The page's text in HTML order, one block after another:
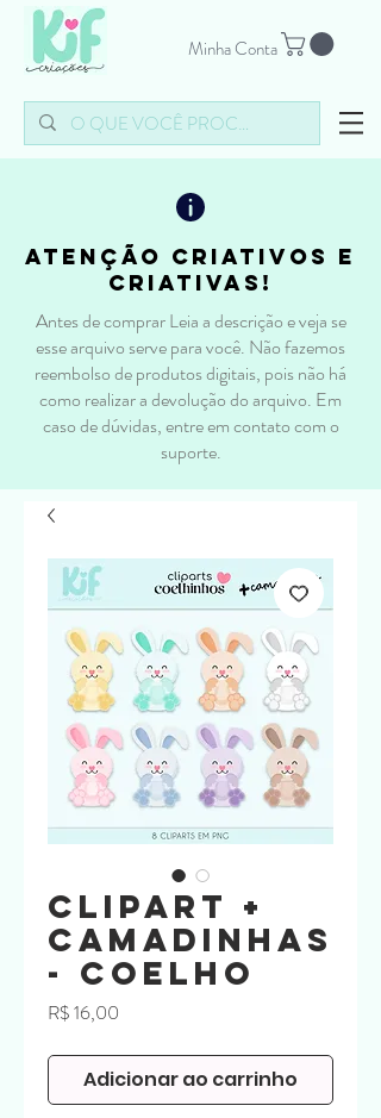
Minha Conta
atenção criativos e
criativas!
Antes de comprar Leia a descrição e veja se
esse arquivo serve para você. Não fazemos
reembolso de produtos digitais, pois não há
como realizar a devolução do arquivo. Em
caso de dúvidas, entre em contato com o
suporte.
Clipart +
camadinhas
- Coelho
R$ 16,00
Adicionar ao carrinho